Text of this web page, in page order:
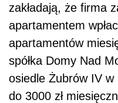
zakładają, że firma
apartamentem
apartamentów
spółka Domy Nad
osiedle Żubrów IV w
do 3000 zł